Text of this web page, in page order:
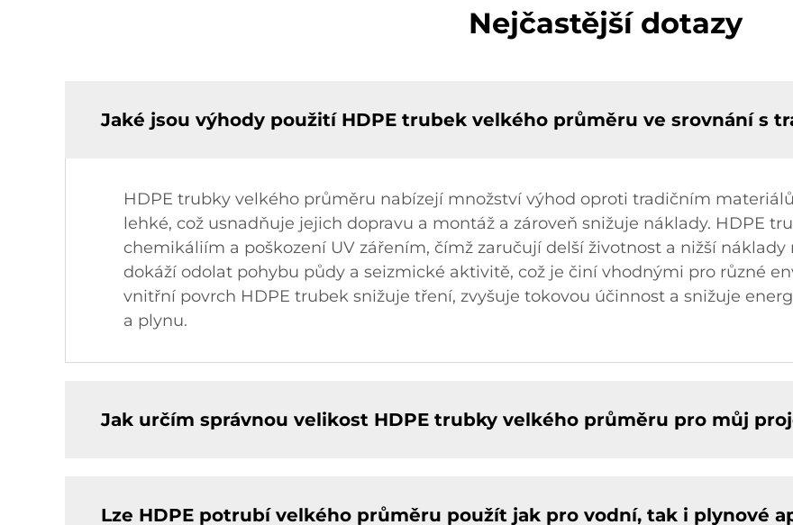
Nejčastější dotazy
Jaké jsou výhody použití HDPE trubek velkého průměru ve srovnání s
HDPE trubky velkého průměru nabízejí množství výhod oproti tradičním
lehké, což usnadňuje jejich dopravu a montáž a zároveň snižuje náklady. HDPE
chemikáliím a poškození UV zářením, čímž zaručují delší životnost a nižší
dokáží odolat pohybu půdy a seizmické aktivitě, což je činí vhodnými pro různé
vnitřní povrch HDPE trubek snižuje tření, zvyšuje tokovou účinnost a snižuje
a plynu.
Jak určím správnou velikost HDPE trubky velkého průměru pro můj
Lze HDPE potrubí velkého průměru použít jak pro vodní, tak i plynové